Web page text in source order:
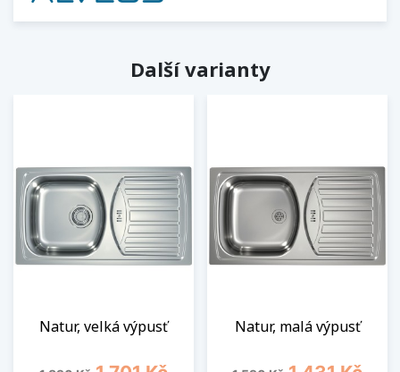
Další varianty
Natur, velká výpusť Natur, malá výpusť